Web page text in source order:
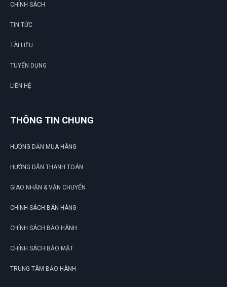
CHÍNH SÁCH
TIN TỨC
TÀI LIỆU
TUYỂN DỤNG
LIÊN HỆ
THÔNG TIN CHUNG
HƯỚNG DẪN MUA HÀNG
HƯỚNG DẪN THANH TOÁN
GIAO NHẬN & VẬN CHUYỂN
CHÍNH SÁCH BÁN HÀNG
CHÍNH SÁCH BẢO HÀNH
CHÍNH SÁCH BẢO MẬT
TRUNG TÂM BẢO HÀNH